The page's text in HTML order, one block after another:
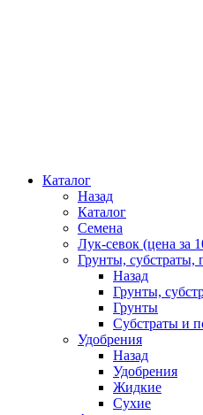
Каталог
Назад
Каталог
Семена
Лук-севок (цена за
Грунты, субстраты,
Назад
Грунты,
Грунты
Субстраты и
Удобрения
Назад
Удобрения
Жидкие
Сухие